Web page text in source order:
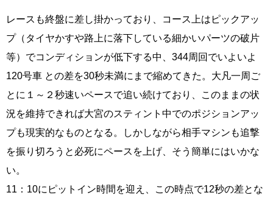
レースも終盤に差し掛かっており、コース上はピックアッ
プ（タイヤかすや路上に落下している細かいパーツの破片
等）でコンディションが低下する中、344周回でいよいよ
120号車 との差を30秒未満にまで縮めてきた。大凡一周ご
とに１～２秒速いペースで追い続けており、このままの状
況を維持できれば大宮のスティント中でのポジションアッ
プも現実的なものとなる。しかしながら相手マシンも追撃
を振り切ろうと必死にペースを上げ、そう簡単にはいかな
い。
11：10にピットイン時間を迎え、この時点で12秒の差とな